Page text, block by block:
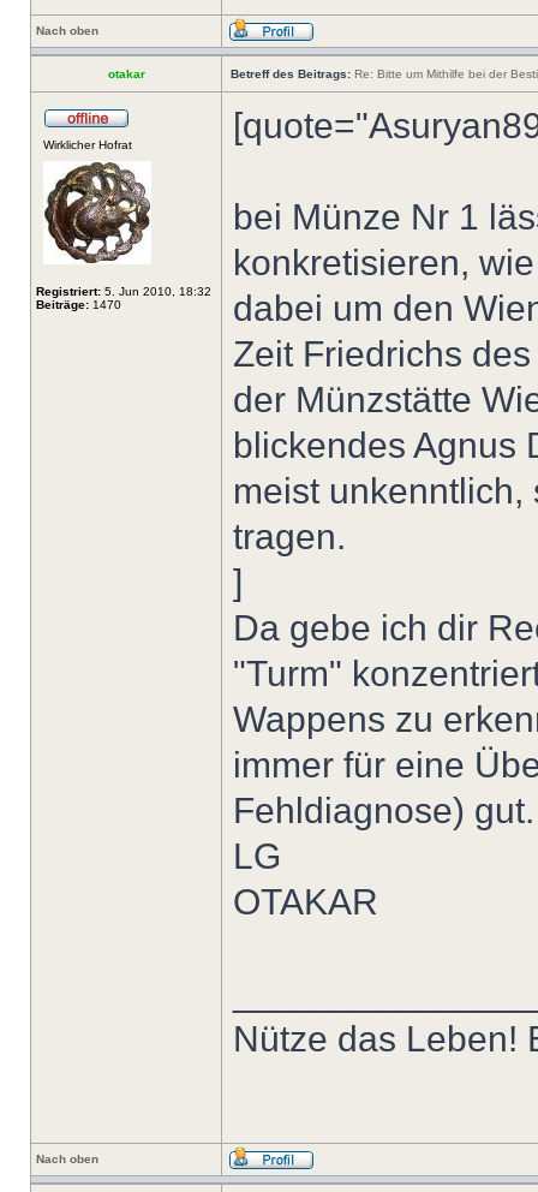
Nach oben
otakar Betreff des Beitrags: Re: Bitte um Mithilfe bei der
Wirklicher Hofrat
Registriert: 5. Jun 2010, 18:32
Beiträge: 1470
bei Münze Nr 1
konkretisieren,
dabei um den
Zeit Friedrichs
der Münzstätte
blickendes Agnus
meist
tragen.
]
Da gebe ich dir
"Turm"
Wappens zu
immer für eine
Fehldiagnose) gut.
LG
OTAKAR
Nütze das Leben!
Nach oben